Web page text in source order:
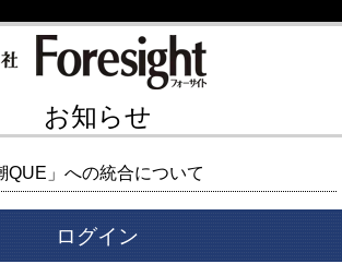
お知らせ
QUE」への統合について
ログイン